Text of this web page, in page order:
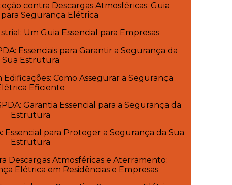
contra Descargas Atmosféricas: Guia
para Segurança Elétrica
Um Guia Essencial para Empresas
Essenciais para Garantir a Segurança da
Sua Estrutura
Como Assegurar a Segurança
Eficiente
Garantia Essencial para a Segurança da
Estrutura
Essencial para Proteger a Segurança da Sua
Estrutura
Descargas Atmosféricas e Aterramento:
Elétrica em Residências e Empresas